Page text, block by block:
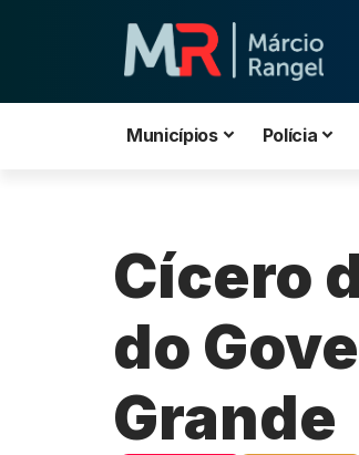
Municípios Polícia
Cícero
do
Grande